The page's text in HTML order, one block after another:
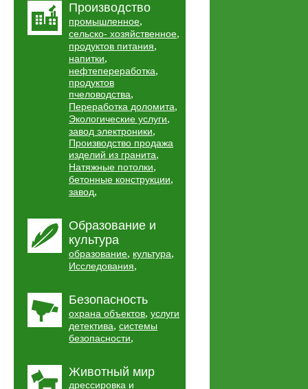
Производство
промышленное,
сельско- хозяйственное,
продуктов питания,
напитки,
нефтепереработка,
продуктов
пчеловодства,
Переработка доломита,
Экологические услуги,
завод электроники,
Производство продажа
изделий из гранита,
Натяжные потолки,
бетонные конструкции,
завод,
Образование и
культура
образование, культура,
Исследования,
Безопасность
охрана объектов, услуги
детектива, системы
безопасности,
Животный мир
дрессировка и